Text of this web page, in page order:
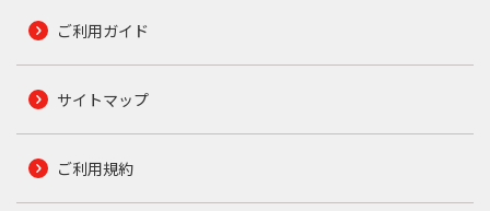
ご利用ガイド
サイトマップ
ご利用規約